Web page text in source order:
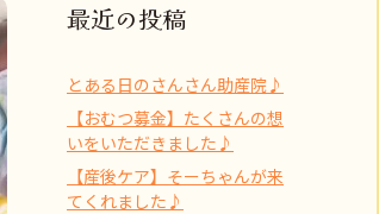
最近の投稿
とある日のさんさん助産院♪
【おむつ募金】たくさんの想
いをいただきました♪
【産後ケア】そーちゃんが来
てくれました♪